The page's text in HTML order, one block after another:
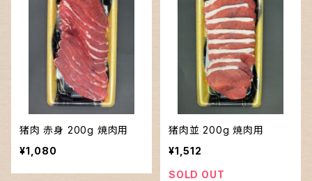
猪肉 赤身 200g 焼肉用
¥1,080
猪肉並 200g 焼肉用
¥1,512
SOLD OUT